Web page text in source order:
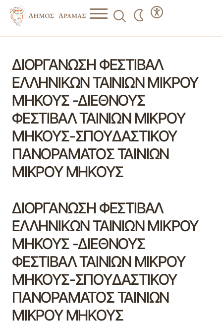
ΔΙΟΡΓΑΝΩΣΗ ΦΕΣΤΙΒΑΛ
ΕΛΛΗΝΙΚΩΝ ΤΑΙΝΙΩΝ ΜΙΚΡΟΥ
ΜΗΚΟΥΣ -ΔΙΕΘΝΟΥΣ
ΦΕΣΤΙΒΑΛ ΤΑΙΝΙΩΝ ΜΙΚΡΟΥ
ΜΗΚΟΥΣ-ΣΠΟΥΔΑΣΤΙΚΟΥ
ΠΑΝΟΡΑΜΑΤΟΣ ΤΑΙΝΙΩΝ
ΜΙΚΡΟΥ ΜΗΚΟΥΣ
ΔΙΟΡΓΑΝΩΣΗ ΦΕΣΤΙΒΑΛ
ΕΛΛΗΝΙΚΩΝ ΤΑΙΝΙΩΝ ΜΙΚΡΟΥ
ΜΗΚΟΥΣ -ΔΙΕΘΝΟΥΣ
ΦΕΣΤΙΒΑΛ ΤΑΙΝΙΩΝ ΜΙΚΡΟΥ
ΜΗΚΟΥΣ-ΣΠΟΥΔΑΣΤΙΚΟΥ
ΠΑΝΟΡΑΜΑΤΟΣ ΤΑΙΝΙΩΝ
ΜΙΚΡΟΥ ΜΗΚΟΥΣ